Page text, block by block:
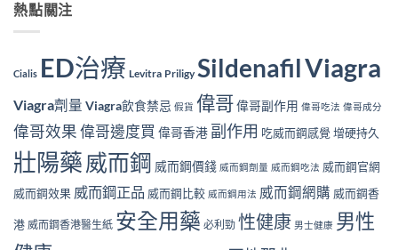
熱點關注
Cialis ED治療 Levitra Priligy SildenafilViagra
Viagra劑量 Viagra飲食禁忌 假貨 偉哥偉哥副作用 偉哥吃法 偉哥成分
偉哥效果偉哥邊度買 偉哥香港 副作用 吃威而鋼感覺 增硬持久
壯陽藥 威而鋼 威而鋼價錢 威而鋼劑量 威而鋼吃法 威而鋼官網
威而鋼效果 威而鋼正品 威而鋼比較 威而鋼用法 威而鋼網購 威而鋼香
港 威而鋼香港醫生紙 安全用藥 必利勁 性健康 男士健康 男性